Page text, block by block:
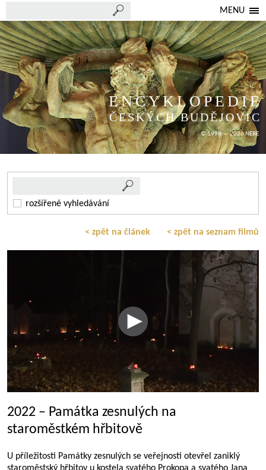
MENU
ENCYKLOPEDIE
ČESKÝCH BUDĚJOVIC
© 1998 — 2026 NEBE
rozšířené vyhledávání
< zpět na článek < zpět na seznam filmů
2022 – Památka zesnulých na
staroměstkém hřbitově
U příležitosti Památky zesnulých se veřejnosti otevřel zaniklý